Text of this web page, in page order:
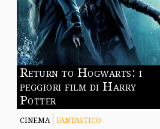
Return to Hogwarts: i
peggiori film di Harry
Potter
CINEMA FANTASTICO